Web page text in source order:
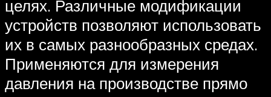
целях. Различные модификации
устройств позволяют использовать
их в самых разнообразных средах.
Применяются для измерения
давления на производстве прямо